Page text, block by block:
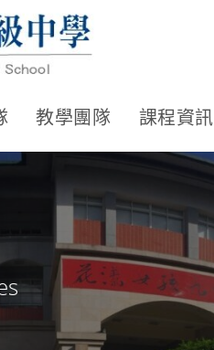
教學團隊 課程資訊